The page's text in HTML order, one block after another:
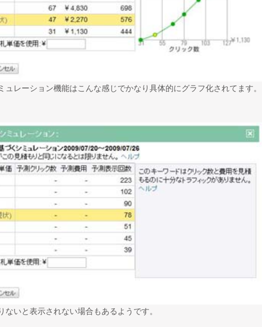
ュレーション機能はこんな感じでかなり具体的にグラフ化されてます。
ないと表示されない場合もあるようです。